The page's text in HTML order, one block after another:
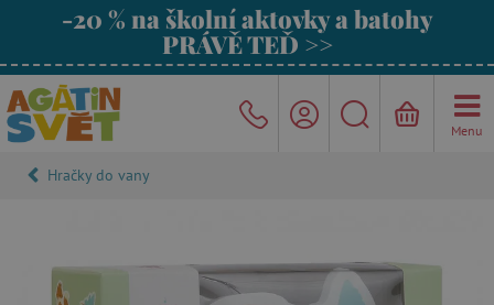
-20 % na školní aktovky a batohy
PRÁVĚ TEĎ >>
Menu
Hračky do vany